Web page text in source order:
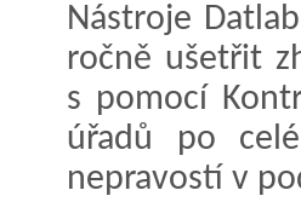
Nástroje
ročně ušetřit
s pomocí
úřadů po
nepravostí v